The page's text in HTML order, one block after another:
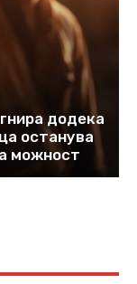
додека
останува
можност